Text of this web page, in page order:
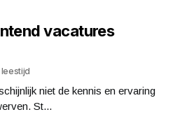
vacatures
leestijd
niet de kennis en ervaring
St...